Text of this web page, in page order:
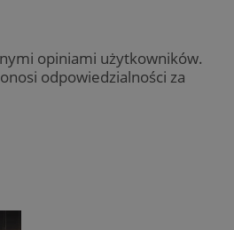
opiniami użytkowników.
odpowiedzialności za